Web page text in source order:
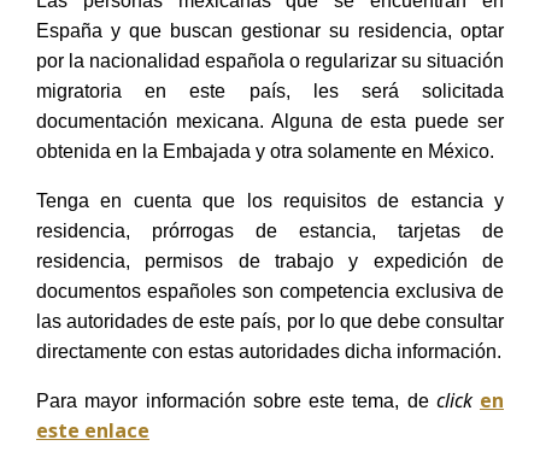
España y que buscan gestionar su residencia, optar
por la nacionalidad española o regularizar su situación
migratoria en este país, les será solicitada
documentación mexicana. Alguna de esta puede ser
obtenida en la Embajada y otra solamente en México.
Tenga en cuenta que los requisitos de estancia y
residencia, prórrogas de estancia, tarjetas de
residencia, permisos de trabajo y expedición de
documentos españoles son competencia exclusiva de
las autoridades de este país, por lo que debe consultar
directamente con estas autoridades dicha información.
Para mayor información sobre este tema, de click en
este enlace